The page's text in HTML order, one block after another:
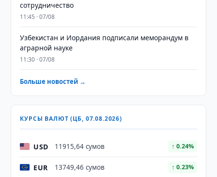
сотрудничество
11:45 · 07/08
Узбекистан и Иордания подписали меморандум в
аграрной науке
11:30 · 07/08
Больше новостей →
КУРСЫ ВАЛЮТ (ЦБ, 07.08.2026)
USD 11915,64 сумов ↑ 0.24%
EUR 13749,46 сумов ↑ 0.23%